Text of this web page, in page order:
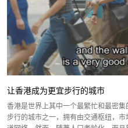
让香港成为更宜步行的城市
香港是世界上其中一个最繁忙和最密
步行的城市之一，拥有由交通枢纽，